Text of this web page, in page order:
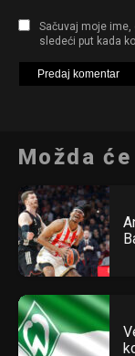
Sačuvaj moje ime,
sledeći put kada
Možda